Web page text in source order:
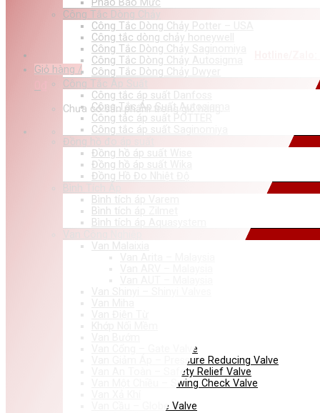
Giỏ hàng /
Chưa có sản phẩm trong giỏ hàng.
Phao Báo Mức
Công Tắc Dòng Chảy
Công Tắc Dòng Chảy Potter – USA
Công tắc dòng chảy honeywell
Công Tắc Dòng Chảy Saginomiya
Công Tắc Dòng Chảy Autosigma
Công Tắc Dòng Chảy Dwyer
Công Tắc Áp Suất
Công tắc áp suất Danfoss
Công Tắc Áp Suất Autosigma
Công tắc áp suất POTTER
Công tắc áp suất Saginomiya
Đồng hồ đo áp suất
Đồng hồ áp suất Wise
Đồng hồ áp suất Wika
Đồng Hồ Đo Nhiệt Độ
Bình Tích Áp
Bình tích áp Varem
Bình tích áp Zilmet
Bình tích áp Aquasystem
Van Malaixia
Van Cổng – Gate Valve
Van Giảm Áp – Pressure Reducing Valve
Van An Toàn – Safety Relief Valve
Van Một Chiều – Swing Check Valve
Van Cầu – Globe Valve